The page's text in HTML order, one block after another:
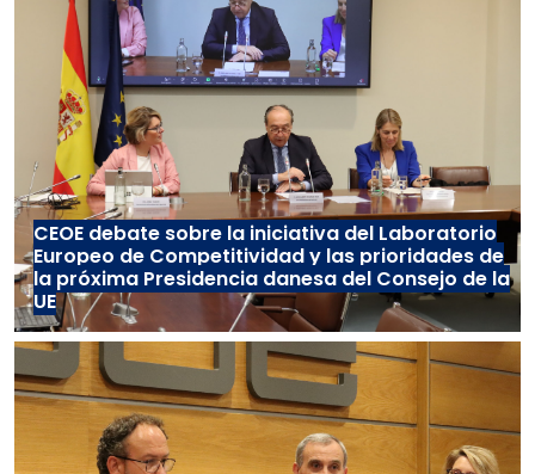
CEOE debate sobre la iniciativa del Laboratorio
Europeo de Competitividad y las prioridades de
la próxima Presidencia danesa del Consejo de la
UE